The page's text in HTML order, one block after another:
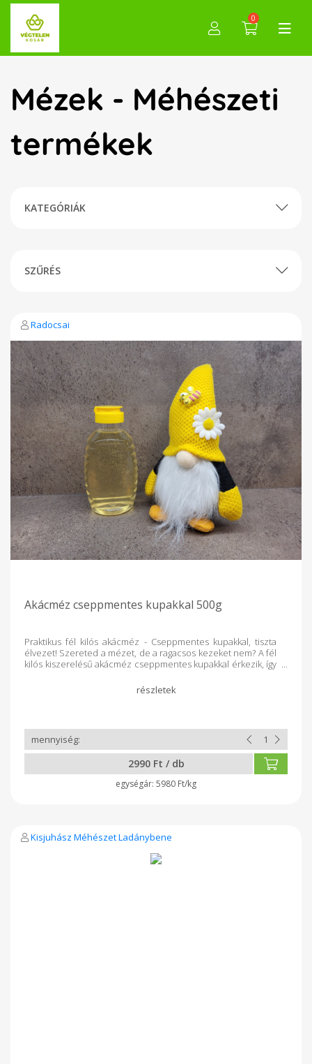
0
Mézek - Méhészeti
termékek
KATEGÓRIÁK
SZŰRÉS
Radocsai
Akácméz cseppmentes kupakkal 500g
Praktikus fél kilós akácméz - Cseppmentes kupakkal, tiszta
élvezet! Szereted a mézet, de a ragacsos kezeket nem? A fél
kilós kiszerelésű akácméz cseppmentes kupakkal érkezik, így
kényelem minden használatnál! Az akácméz természetes
energiát ad, nyugtatja a torkot, támogatja az immunrendszert,
természet édes kincsét könnyedén!
2990 Ft / db
5980 Ft/kg
Kisjuhász Méhészet Ladánybene